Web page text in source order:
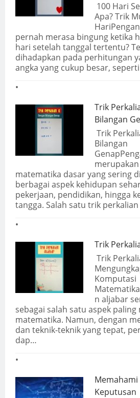
100 Hari
Apa? Trik
pernah merasa bingung ketika
hari setelah tanggal tertentu?
dihadapkan pada perhitungan
angka yang cukup besar,
Trik
Bilangan
Trik
Bilangan
matematika dasar yang sering
berbagai aspek kehidupan
pekerjaan, pendidikan, hingga
tangga. Salah satu trik
Trik
Trik
Komputasi
n aljabar
sebagai salah satu aspek
matematika. Namun, dengan
dan teknik-teknik yang tepat,
dap…
Keputusan